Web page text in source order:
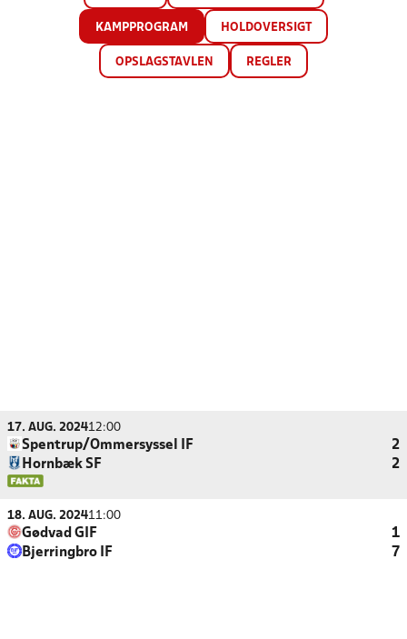
KAMPPROGRAM HOLDOVERSIGT
OPSLAGSTAVLEN REGLER
17. AUG. 202412:00
Spentrup/Ommersyssel IF
2
Hornbæk SF
2
18. AUG. 202411:00
Gødvad GIF
1
Bjerringbro IF
7